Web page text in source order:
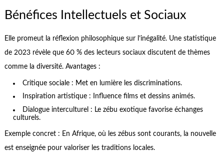
Bénéfices Intellectuels et Sociaux
Elle promeut la réflexion philosophique sur l’inégalité. Une statistique
de 2023 révèle que 60 % des lecteurs sociaux discutent de thèmes
comme la diversité. Avantages :
Critique sociale : Met en lumière les discriminations.
Inspiration artistique : Influence films et dessins animés.
Dialogue interculturel : Le zébu exotique favorise échanges
culturels.
Exemple concret : En Afrique, où les zébus sont courants, la nouvelle
est enseignée pour valoriser les traditions locales.